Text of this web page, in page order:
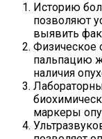
Историю
позволяют
выявить
Физическое
пальпацию
наличия
маркеры